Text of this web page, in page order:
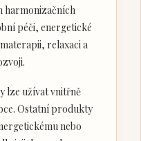
harmonizačních
péči, energetické
relaxaci a
lze užívat vnitřně
Ostatní produkty
nebo